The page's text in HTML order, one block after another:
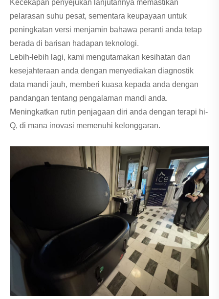
Kecekapan penyejukan lanjutannya memastikan
pelarasan suhu pesat, sementara keupayaan untuk
peningkatan versi menjamin bahawa peranti anda tetap
berada di barisan hadapan teknologi.
Lebih-lebih lagi, kami mengutamakan kesihatan dan
kesejahteraan anda dengan menyediakan diagnostik
data mandi jauh, memberi kuasa kepada anda dengan
pandangan tentang pengalaman mandi anda.
Meningkatkan rutin penjagaan diri anda dengan terapi hi-
Q, di mana inovasi memenuhi kelonggaran.